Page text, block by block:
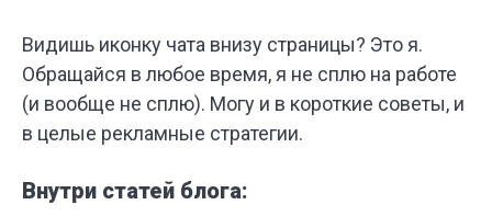
Видишь иконку чата внизу страницы? Это я.
Обращайся в любое время, я не сплю на работе
(и вообще не сплю). Могу и в короткие советы, и
в целые рекламные стратегии.
Внутри статей блога: